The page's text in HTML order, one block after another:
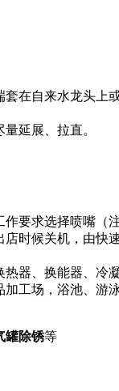
在自来水龙头上
延展、拉直。
要求选择喷嘴（
时候关机，由快
热器、换能器、冷
工场，浴池、游
罐除锈等